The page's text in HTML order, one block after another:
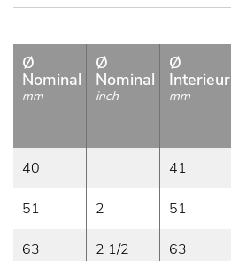
Ø
Nominal
mm
Ø
Nominal
inch
Ø
Interieur
mm
40 41
51 2 51
63 2 1/2 63